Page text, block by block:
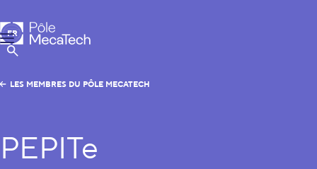
Pôle MecaTech
Menu
Afficher la Recherche
FR
EN
LES MEMBRES DU PÔLE MECATECH
PEPITe